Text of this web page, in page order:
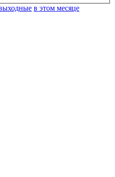
в этом месяце